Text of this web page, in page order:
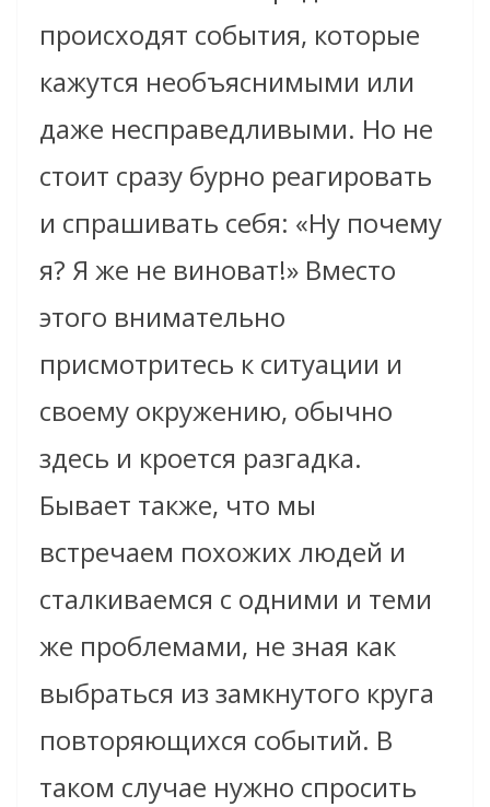
происходят события, которые
кажутся необъяснимыми или
даже несправедливыми. Но не
стоит сразу бурно реагировать
и спрашивать себя: «Ну почему
я? Я же не виноват!» Вместо
этого внимательно
присмотритесь к ситуации и
своему окружению, обычно
здесь и кроется разгадка.
Бывает также, что мы
встречаем похожих людей и
сталкиваемся с одними и теми
же проблемами, не зная как
выбраться из замкнутого круга
повторяющихся событий. В
таком случае нужно спросить